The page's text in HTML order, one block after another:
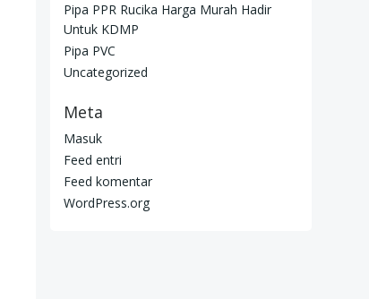
Pipa PPR Rucika Harga Murah Hadir
Untuk KDMP
Pipa PVC
Uncategorized
Meta
Masuk
Feed entri
Feed komentar
WordPress.org